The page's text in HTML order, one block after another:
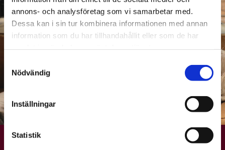
annons- och analysföretag som vi samarbetar med.
Dessa kan i sin tur kombinera informationen med annan
information som du har tillhandahållit eller som de har
Nödvändig
Inställningar
Statistik